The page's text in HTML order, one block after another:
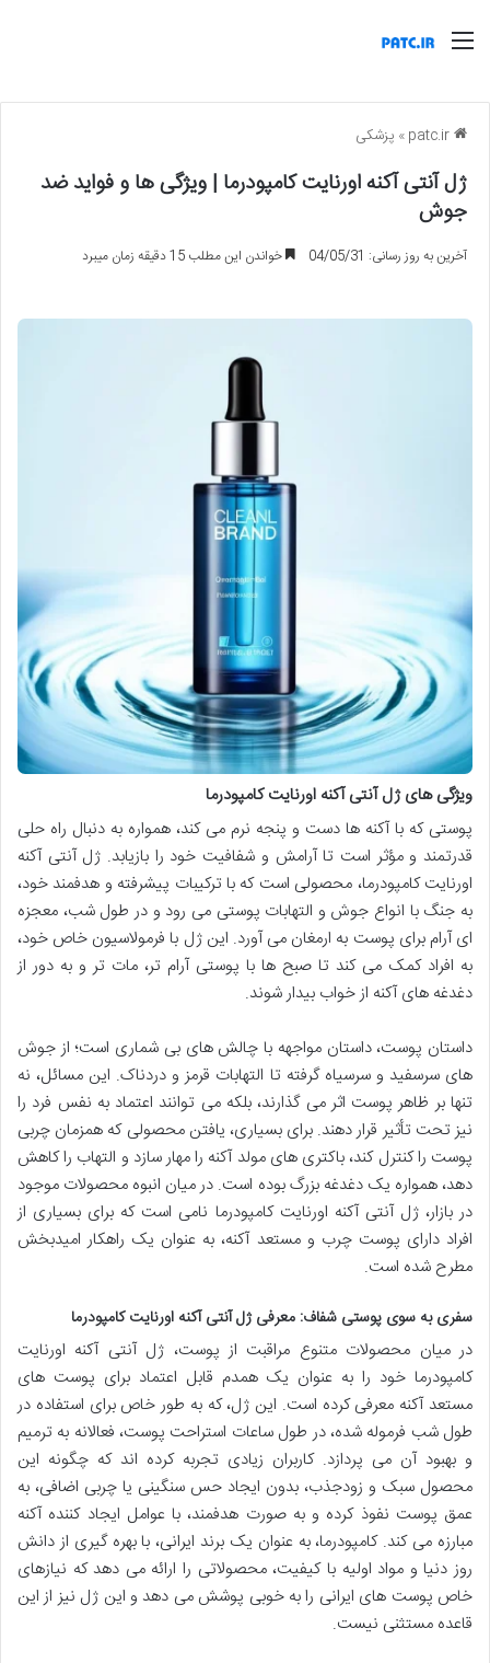
منو
» پزشکی
ژل آنتی آکنه اورنایت کامپودرما | ویژگی ها و فواید ضد
جوش
آخرین به روز رسانی: 04/05/31 خواندن این مطلب 15 دقیقه زمان میبرد
ویژگی های ژل آنتی آکنه اورنایت کامپودرما
پوستی که با آکنه ها دست و پنجه نرم می کند، همواره به دنبال راه حلی
قدرتمند و مؤثر است تا آرامش و شفافیت خود را بازیابد. ژل آنتی آکنه
اورنایت کامپودرما، محصولی است که با ترکیبات پیشرفته و هدفمند خود،
به جنگ با انواع جوش و التهابات پوستی می رود و در طول شب، معجزه
ای آرام برای پوست به ارمغان می آورد. این ژل با فرمولاسیون خاص خود،
به افراد کمک می کند تا صبح ها با پوستی آرام تر، مات تر و به دور از
دغدغه های آکنه از خواب بیدار شوند.
داستان پوست، داستان مواجهه با چالش های بی شماری است؛ از جوش
های سرسفید و سرسیاه گرفته تا التهابات قرمز و دردناک. این مسائل، نه
تنها بر ظاهر پوست اثر می گذارند، بلکه می توانند اعتماد به نفس فرد را
نیز تحت تأثیر قرار دهند. برای بسیاری، یافتن محصولی که همزمان چربی
پوست را کنترل کند، باکتری های مولد آکنه را مهار سازد و التهاب را کاهش
دهد، همواره یک دغدغه بزرگ بوده است. در میان انبوه محصولات موجود
در بازار، ژل آنتی آکنه اورنایت کامپودرما نامی است که برای بسیاری از
افراد دارای پوست چرب و مستعد آکنه، به عنوان یک راهکار امیدبخش
مطرح شده است.
سفری به سوی پوستی شفاف: معرفی ژل آنتی آکنه اورنایت کامپودرما
در میان محصولات متنوع مراقبت از پوست، ژل آنتی آکنه اورنایت
کامپودرما خود را به عنوان یک همدم قابل اعتماد برای پوست های
مستعد آکنه معرفی کرده است. این ژل، که به طور خاص برای استفاده در
طول شب فرموله شده، در طول ساعات استراحت پوست، فعالانه به ترمیم
و بهبود آن می پردازد. کاربران زیادی تجربه کرده اند که چگونه این
محصول سبک و زودجذب، بدون ایجاد حس سنگینی یا چربی اضافی، به
عمق پوست نفوذ کرده و به صورت هدفمند، با عوامل ایجاد کننده آکنه
مبارزه می کند. کامپودرما، به عنوان یک برند ایرانی، با بهره گیری از دانش
روز دنیا و مواد اولیه با کیفیت، محصولاتی را ارائه می دهد که نیازهای
خاص پوست های ایرانی را به خوبی پوشش می دهد و این ژل نیز از این
قاعده مستثنی نیست.